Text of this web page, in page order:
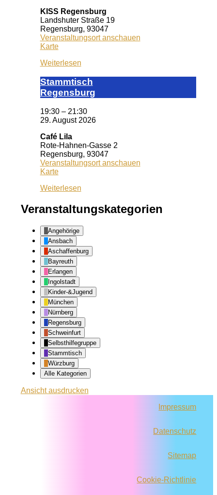
KISS Regensburg
Landshuter Straße 19
Regensburg, 93047
Veranstaltungsort anschauen
KarteKISS
Weiterlesen
Stamm­tisch
Reg­ens­burg
19:30 – 21:30
29. August 2026
Café Lila
Rote-Hahnen-Gasse 2
Regensburg, 93047
Veranstaltungsort anschauen
KarteCafé
Weiterlesen
Veranstaltungskategorien
Angehörige
Ansbach
Aschaffenburg
Bayreuth
Erlangen
Ingolstadt
Kinder-&Jugend
München
Nürnberg
Regensburg
Schweinfurt
Selbsthilfegruppe
Stammtisch
Würzburg
Alle Kategorien
Ansichtausdrucken
Impressum
Datenschutz
Sitemap
Cookie-Richtlinie